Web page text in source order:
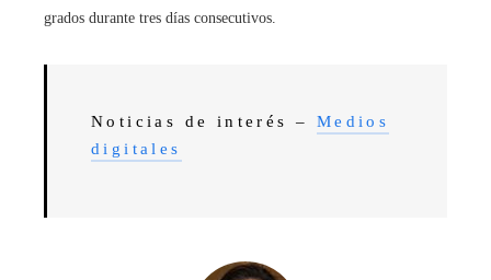
grados durante tres días consecutivos.
Noticias de interés – Medios
digitales